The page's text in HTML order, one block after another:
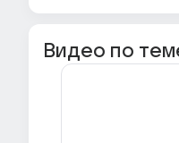
Видео по